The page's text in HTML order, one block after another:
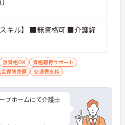
スキル】 ■無資格可 ■介護経
無資格OK
資格取得サポート
保険完備 交通費支給
プホームにて介護士